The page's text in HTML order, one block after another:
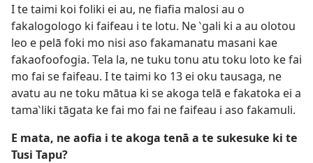
I te taimi koi foliki ei au, ne fiafia malosi au o
fakalogologo ki faifeau i te lotu. Ne ‵gali ki a au olotou
leo e pelā foki mo nisi aso fakamanatu masani kae
fakaofoofogia. Tela la, ne tuku tonu atu toku loto ke fai
mo fai se faifeau. I te taimi ko 13 ei oku tausaga, ne
avatu au ne toku mātua ki se akoga telā e fakatoka ei a
tama‵liki tāgata ke fai mo fai ne faifeau i aso fakamuli.
E mata, ne aofia i te akoga tenā a te sukesuke ki te
Tusi Tapu?